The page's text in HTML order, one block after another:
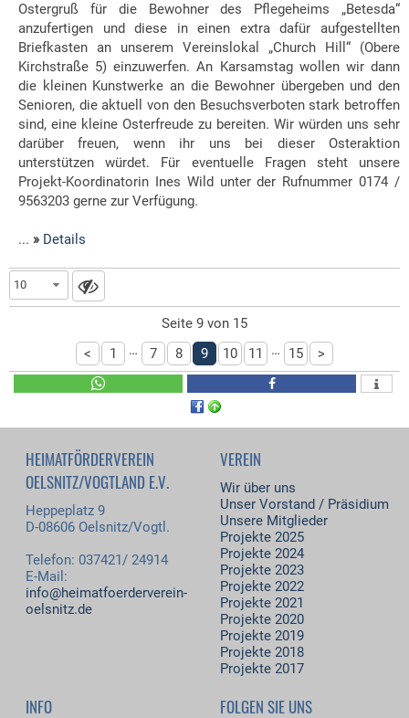
Ostergruß für die Bewohner des Pflegeheims „Betesda“
anzufertigen und diese in einen extra dafür aufgestellten
Briefkasten an unserem Vereinslokal „Church Hill“ (Obere
Kirchstraße 5) einzuwerfen. An Karsamstag wollen wir dann
die kleinen Kunstwerke an die Bewohner übergeben und den
Senioren, die aktuell von den Besuchsverboten stark betroffen
sind, eine kleine Osterfreude zu bereiten. Wir würden uns sehr
darüber freuen, wenn ihr uns bei dieser Osteraktion
unterstützen würdet. Für eventuelle Fragen steht unsere
Projekt-Koordinatorin Ines Wild unter der Rufnummer 0174 /
9563203 gerne zur Verfügung.
... » Details
10
Seite 9 von 15
<
1 … 7 8 9 10 11 … 15 >
HEIMATFÖRDERVEREIN
OELSNITZ/VOGTLAND E.V.
Heppeplatz 9
D-08606 Oelsnitz/Vogtl.
Telefon: 037421/ 24914
E-Mail:
info@heimatfoerderverein-
oelsnitz.de
VEREIN
Wir über uns
Unser Vorstand / Präsidium
Unsere Mitglieder
Projekte 2025
Projekte 2024
Projekte 2023
Projekte 2022
Projekte 2021
Projekte 2020
Projekte 2019
Projekte 2018
Projekte 2017
INFO FOLGEN SIE UNS